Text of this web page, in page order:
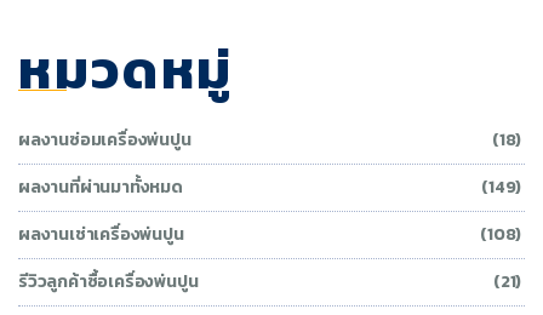
หมวดหมู่
ผลงานซ่อมเครื่องพ่นปูน
(18)
ผลงานที่ผ่านมาทั้งหมด
(149)
ผลงานเช่าเครื่องพ่นปูน
(108)
รีวิวลูกค้าซื้อเครื่องพ่นปูน
(21)